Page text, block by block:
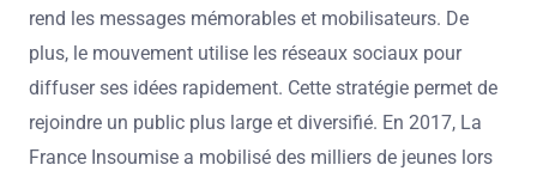
rend les messages mémorables et mobilisateurs. De
plus, le mouvement utilise les réseaux sociaux pour
diffuser ses idées rapidement. Cette stratégie permet de
rejoindre un public plus large et diversifié. En 2017, La
France Insoumise a mobilisé des milliers de jeunes lors